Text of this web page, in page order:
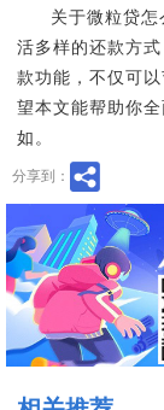
关于微粒贷
活多样的还款方
款功能，不仅可
望本文能帮助你
如。
分享到：